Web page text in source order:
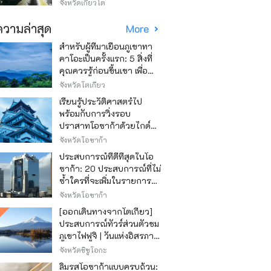
จังหวัดเกียวโต
ามล่าสุด More
สำหรับผู้ที่มาเยือนภูเขาทา
คาโอะเป็นครั้งแรก: 5 สิ่งที่
คุณควรรู้ก่อนขึ้นเขา เพื่อ
ให้การปีนเขาเป็นไปอย่าง
สนุกสนาน
จังหวัดโตเกียว
เรียนรู้ประวัติศาสตร์ไป
พร้อมกับการวิ่งรอบ
ปราสาทโอซาก้าด้วยไกด์
เสียง "วิ่ง วิ่ง เรียนรู้"
จังหวัดโอซาก้า
ประสบการณ์ที่ดีที่สุดในโอ
ซาก้า: 20 ประสบการณ์ที่ไม่
ซ้ำใครที่จะเพิ่มในรายการสิ่ง
ที่อยากทำในการเดินทาง
ของคุณ
จังหวัดโอซาก้า
[ออกเดินทางจากโตเกียว]
ประสบการณ์ทัวร์ส่วนตัวชม
ภูเขาไฟฟูจิ | วันแห่งอิสรภาพ
สุดหรู
จังหวัดชิซูโอกะ
ลิ้มรสโอซาก้าแบบครบถ้วน: